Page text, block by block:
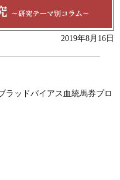
2019年8月16日
ラッドバイアス血統馬券プロ